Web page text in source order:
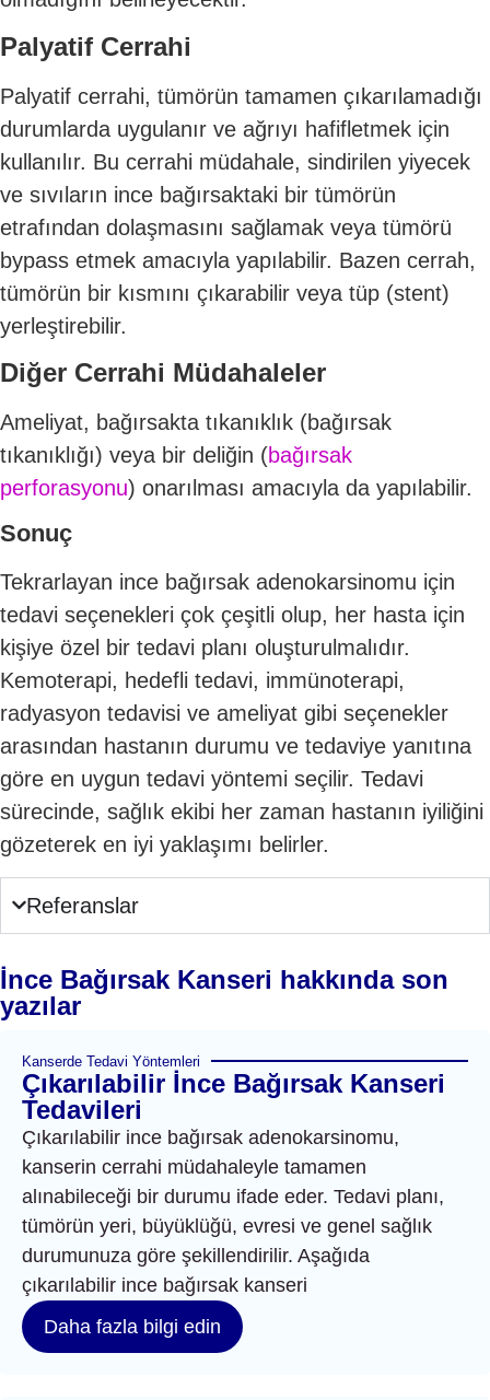
Palyatif Cerrahi
Palyatif cerrahi, tümörün tamamen çıkarılamadığı
durumlarda uygulanır ve ağrıyı hafifletmek için
kullanılır. Bu cerrahi müdahale, sindirilen yiyecek
ve sıvıların ince bağırsaktaki bir tümörün
etrafından dolaşmasını sağlamak veya tümörü
bypass etmek amacıyla yapılabilir. Bazen cerrah,
tümörün bir kısmını çıkarabilir veya tüp (stent)
yerleştirebilir.
Diğer Cerrahi Müdahaleler
Ameliyat, bağırsakta tıkanıklık (bağırsak
tıkanıklığı) veya bir deliğin (bağırsak
perforasyonu) onarılması amacıyla da yapılabilir.
Sonuç
Tekrarlayan ince bağırsak adenokarsinomu için
tedavi seçenekleri çok çeşitli olup, her hasta için
kişiye özel bir tedavi planı oluşturulmalıdır.
Kemoterapi, hedefli tedavi, immünoterapi,
radyasyon tedavisi ve ameliyat gibi seçenekler
arasından hastanın durumu ve tedaviye yanıtına
göre en uygun tedavi yöntemi seçilir. Tedavi
sürecinde, sağlık ekibi her zaman hastanın iyiliğini
gözeterek en iyi yaklaşımı belirler.
Referanslar
İnce Bağırsak Kanseri hakkında son
yazılar
Kanserde Tedavi Yöntemleri
Çıkarılabilir İnce Bağırsak Kanseri
Tedavileri
Çıkarılabilir ince bağırsak adenokarsinomu,
kanserin cerrahi müdahaleyle tamamen
alınabileceği bir durumu ifade eder. Tedavi planı,
tümörün yeri, büyüklüğü, evresi ve genel sağlık
durumunuza göre şekillendirilir. Aşağıda
çıkarılabilir ince bağırsak kanseri
Daha fazla bilgi edin